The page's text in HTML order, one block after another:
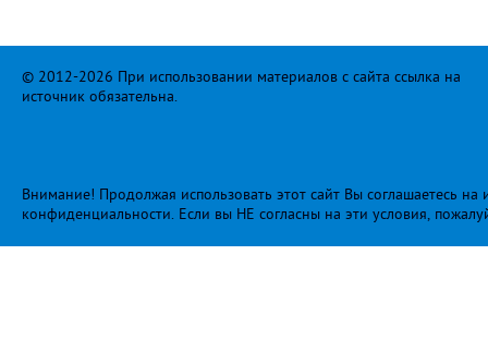
© 2012-2026 При использовании материалов с сайта ссылка на
источник обязательна.
Внимание! Продолжая использовать этот сайт Вы соглашаетесь
конфиденциальности. Если вы НЕ согласны на эти условия,